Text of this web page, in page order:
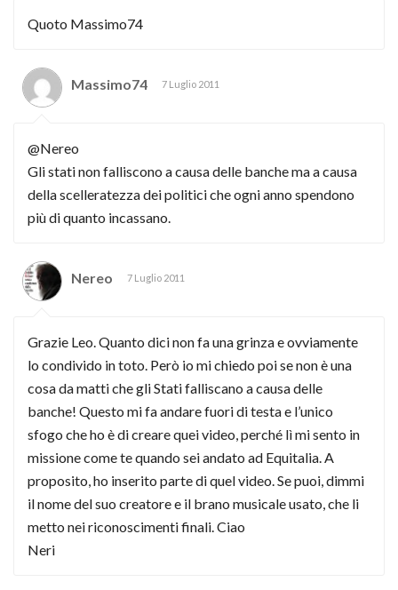
Quoto Massimo74
Massimo74 7 Luglio 2011
@Nereo
Gli stati non falliscono a causa delle banche ma a causa
della scelleratezza dei politici che ogni anno spendono
più di quanto incassano.
Nereo 7 Luglio 2011
Grazie Leo. Quanto dici non fa una grinza e ovviamente
lo condivido in toto. Però io mi chiedo poi se non è una
cosa da matti che gli Stati falliscano a causa delle
banche! Questo mi fa andare fuori di testa e l’unico
sfogo che ho è di creare quei video, perché lì mi sento in
missione come te quando sei andato ad Equitalia. A
proposito, ho inserito parte di quel video. Se puoi, dimmi
il nome del suo creatore e il brano musicale usato, che li
metto nei riconoscimenti finali. Ciao
Neri